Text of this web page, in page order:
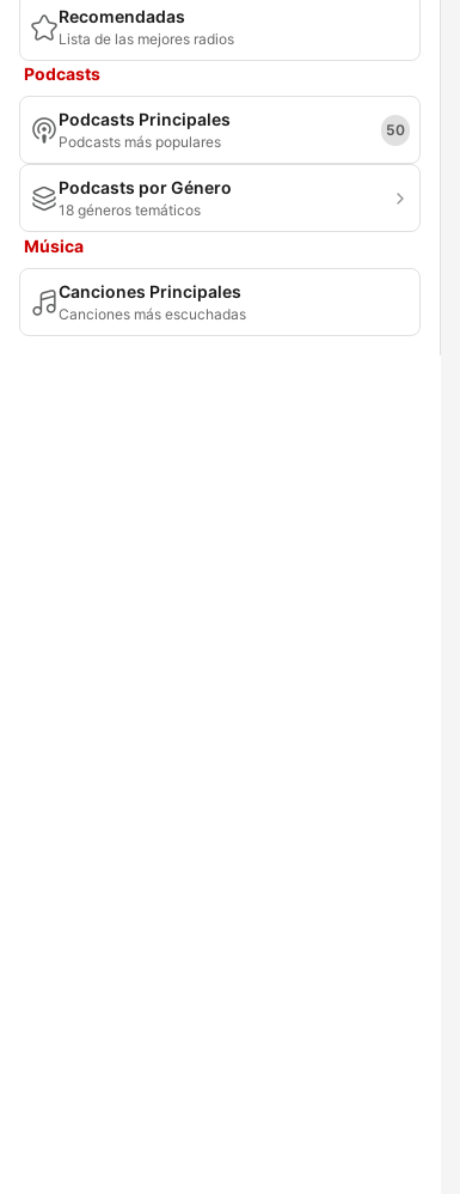
Recomendadas
Lista de las mejores radios
Podcasts
Podcasts Principales
Podcasts más populares
50
Podcasts por Género
18 géneros temáticos
Música
Canciones Principales
Canciones más escuchadas